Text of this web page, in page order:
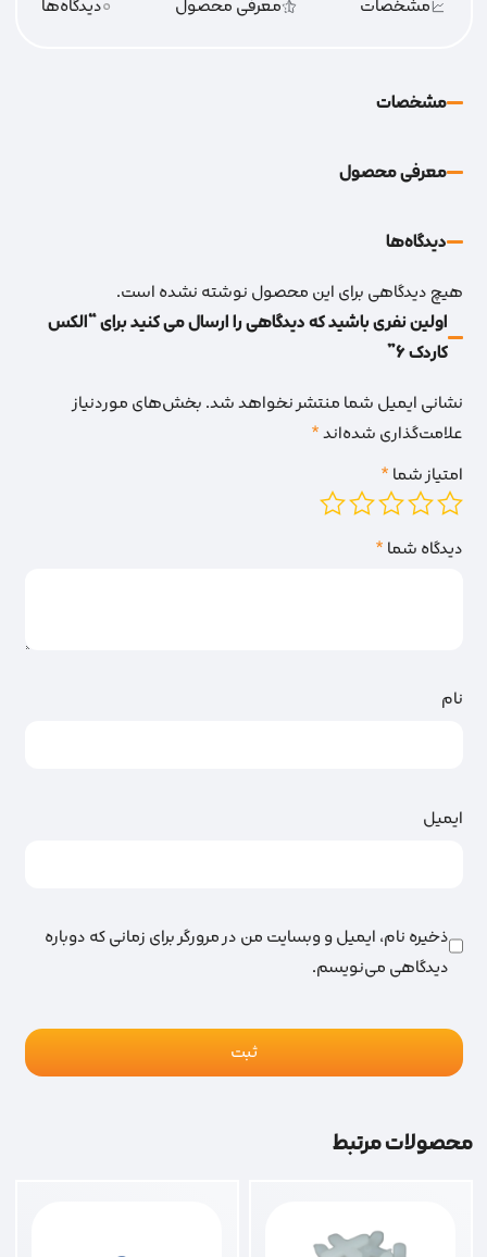
مشخصات معرفی محصول 0دیدگاه‌‌ها
مشخصات
معرفی محصول
دیدگاه‌‌ها
هیچ دیدگاهی برای این محصول نوشته نشده است.
اولین نفری باشید که دیدگاهی را ارسال می کنید برای “الکس
کاردک 6”
نشانی ایمیل شما منتشر نخواهد شد.بخش‌های موردنیاز
علامت‌گذاری شده‌اند*
امتیاز شما*
دیدگاه شما*
نام
ایمیل
ذخیره نام، ایمیل و وبسایت من در مرورگر برای زمانی که دوباره
دیدگاهی می‌نویسم.
محصولات مرتبط